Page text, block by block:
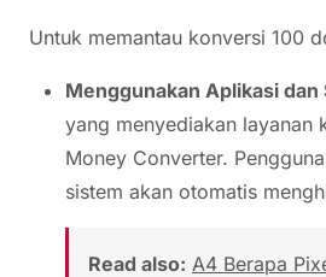
Untuk memantau konversi 100
Menggunakan Aplikasi
yang menyediakan layanan
Money Converter.
sistem akan otomatis
Read also: A4 Berapa